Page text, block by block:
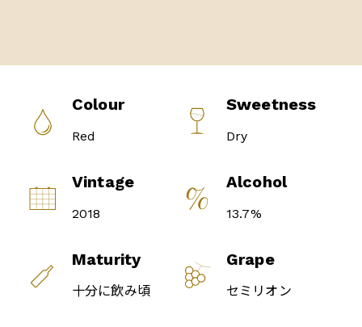
Colour
Red
Sweetness
Dry
Vintage
2018
Alcohol
13.7%
Maturity
十分に飲み頃
Grape
セミリオン